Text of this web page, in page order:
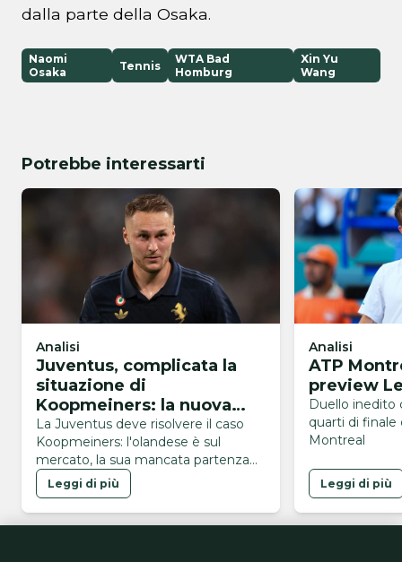
dalla parte della Osaka.
Naomi
Osaka
Tennis
WTA Bad
Homburg
Xin Yu
Wang
Potrebbe interessarti
Analisi
Juventus, complicata la
situazione di
Koopmeiners: la nuova
idea per il futuro
La Juventus deve risolvere il caso
Koopmeiners: l'olandese è sul
mercato, la sua mancata partenza
blocca l'arrivo di un eventuale
innesto
Leggi di più
Analisi
ATP
preview
Duello inedito
quarti di finale
Montreal
Leggi di più